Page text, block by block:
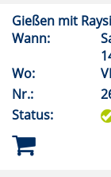
Gießen mit
Wann:
Wo:
Nr.:
Status: